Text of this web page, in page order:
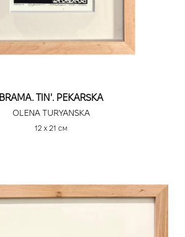
BRAMA. TIN'. PEKARSKA
OLENA TURYANSKA
12 х 21 см